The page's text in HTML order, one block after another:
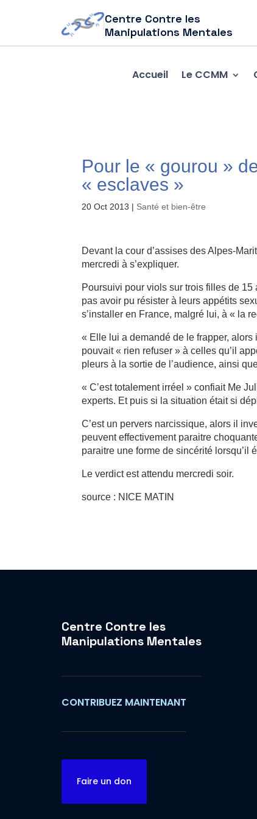
Centre Contre les
Manipulations Mentales
Accueil Le CCMM
Pour le « gourou »
« esclaves »
20 Oct 2013 | Santé et bien-être
Devant la cour d’assises des Alpes-
mercredi à s’expliquer.
Poursuivi pour viols sur trois filles de
pas avoir pu résister à leurs appétits
s’installer en France, malgré lui, à « la
« Elle lui a demandé de le frapper, alors
pouvait « rien refuser » à celles qu’il
pleurs à la sortie de l’audience, ainsi
« C’est totalement irréel » confiait Me
experts. Et puis si la situation était si
C’est un pervers narcissique, alors il
peuvent effectivement paraitre
paraitre une forme de sincérité lorsqu’il
Le verdict est attendu mercredi soir.
source : NICE MATIN
Centre Contre les
Manipulations Mentales
CONTRIBUEZ MAINTENANT
Faire un don